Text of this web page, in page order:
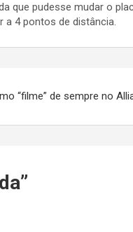
que pudesse mudar o
a 4 pontos de distância.
“filme” de sempre no
”